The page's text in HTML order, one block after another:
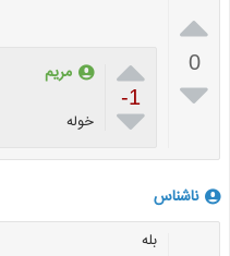

0


-1

مریم
خوله
ناشناس
بله